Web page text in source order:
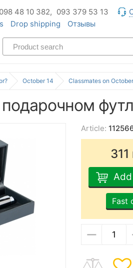
098 48 10 382, 093 379 53 13
Drop shipping Отзывы
October 14 Classmates on
Article:
311
Fast
−